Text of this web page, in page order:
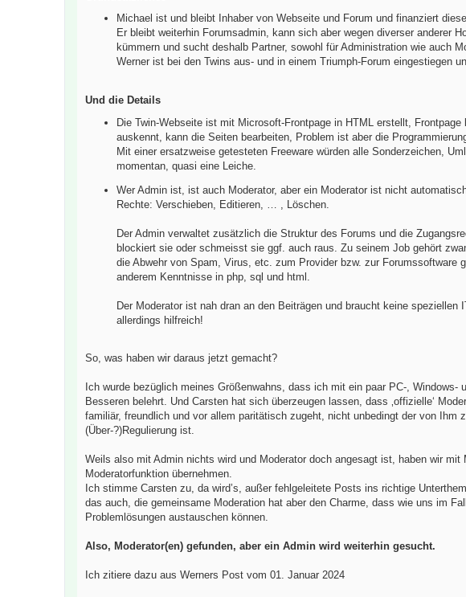
Michael ist und bleibt Inhaber von Webseite und Forum und finanziert
Er bleibt weiterhin Forumsadmin, kann sich aber wegen diverser anderer
kümmern und sucht deshalb Partner, sowohl für Administration wie auch
Werner ist bei den Twins aus- und in einem Triumph-Forum eingestiegen
Und die Details
Die Twin-Webseite ist mit Microsoft-Frontpage in HTML erstellt,
auskennt, kann die Seiten bearbeiten, Problem ist aber die
Mit einer ersatzweise getesteten Freeware würden alle Sonderzeichen,
momentan, quasi eine Leiche.
Wer Admin ist, ist auch Moderator, aber ein Moderator ist nicht
Rechte: Verschieben, Editieren, … , Löschen.
Der Admin verwaltet zusätzlich die Struktur des Forums und die
blockiert sie oder schmeisst sie ggf. auch raus. Zu seinem Job gehört
die Abwehr von Spam, Virus, etc. zum Provider bzw. zur
anderem Kenntnisse in php, sql und html.
Der Moderator ist nah dran an den Beiträgen und braucht keine
allerdings hilfreich!
So, was haben wir daraus jetzt gemacht?
Ich wurde bezüglich meines Größenwahns, dass ich mit ein paar PC-,
Besseren belehrt. Und Carsten hat sich überzeugen lassen, dass ‚offizielle‘
familiär, freundlich und vor allem paritätisch zugeht, nicht unbedingt der von
(Über-?)Regulierung ist.
Weils also mit Admin nichts wird und Moderator doch angesagt ist, haben wir
Moderatorfunktion übernehmen.
Ich stimme Carsten zu, da wird’s, außer fehlgeleitete Posts ins richtige
das auch, die gemeinsame Moderation hat aber den Charme, dass wie uns im
Problemlösungen austauschen können.
Also, Moderator(en) gefunden, aber ein Admin wird weiterhin gesucht.
Ich zitiere dazu aus Werners Post vom 01. Januar 2024